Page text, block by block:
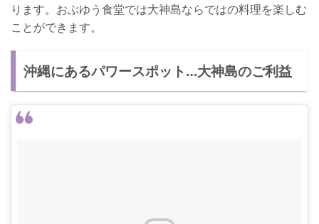
ります。おぶゆう食堂では大神島ならではの料理を楽しむ
ことができます。
沖縄にあるパワースポット…大神島のご利益